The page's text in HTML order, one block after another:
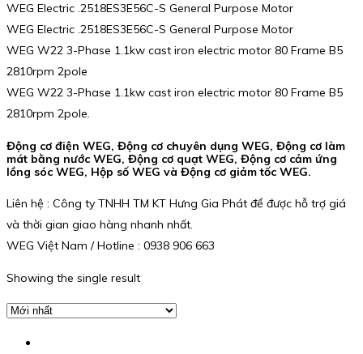
WEG Electric .2518ES3E56C-S General Purpose Motor
WEG Electric .2518ES3E56C-S General Purpose Motor
WEG W22 3-Phase 1.1kw cast iron electric motor 80 Frame B5
2810rpm 2pole
WEG W22 3-Phase 1.1kw cast iron electric motor 80 Frame B5
2810rpm 2pole.
Động cơ điện WEG, Động cơ chuyên dụng WEG, Động cơ làm
mát bằng nước WEG, Động cơ quạt WEG, Động cơ cảm ứng
lồng sóc WEG, Hộp số WEG và Động cơ giảm tốc WEG.
Liên hệ : Công ty TNHH TM KT Hưng Gia Phát để được hỗ trợ giá
và thời gian giao hàng nhanh nhất.
WEG Việt Nam / Hotline : 0938 906 663
Showing the single result